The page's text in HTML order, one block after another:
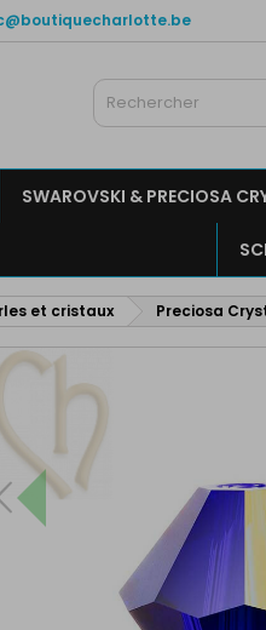
SWAROVSKI & PRECIOSA
et cristaux Preciosa
Mes listes de
Créer un liste
Créer une liste
Connexion
Vous devez être